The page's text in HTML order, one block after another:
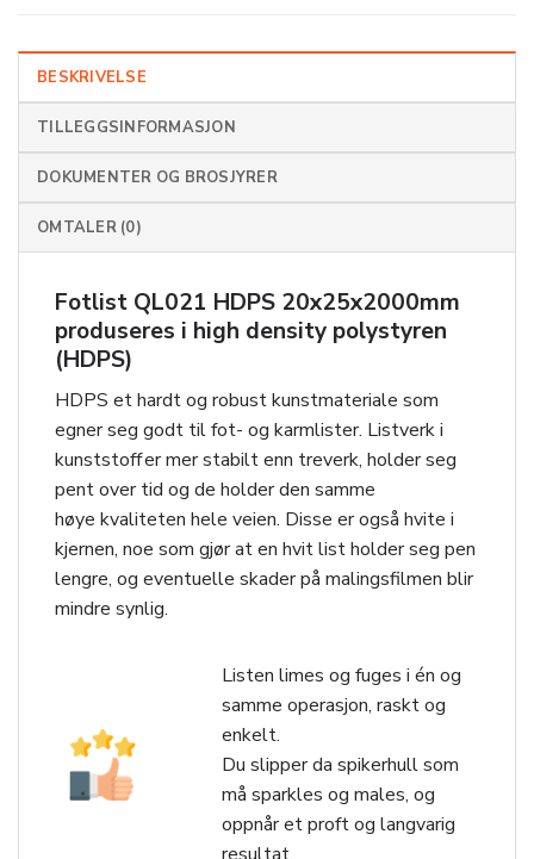
BESKRIVELSE
TILLEGGSINFORMASJON
DOKUMENTER OG BROSJYRER
OMTALER (0)
Fotlist QL021 HDPS 20x25x2000mm
produseres i high density polystyren
(HDPS)
HDPS et hardt og robust kunstmateriale som
egner seg godt til fot- og karmlister. Listverk i
kunststoff er mer stabilt enn treverk, holder seg
pent over tid og de holder den samme
høye kvaliteten hele veien. Disse er også hvite i
kjernen, noe som gjør at en hvit list holder seg pen
lengre, og eventuelle skader på malingsfilmen blir
mindre synlig.
Listen limes og fuges i én og
samme operasjon, raskt og
enkelt.
Du slipper da spikerhull som
må sparkles og males, og
oppnår et proft og langvarig
resultat.